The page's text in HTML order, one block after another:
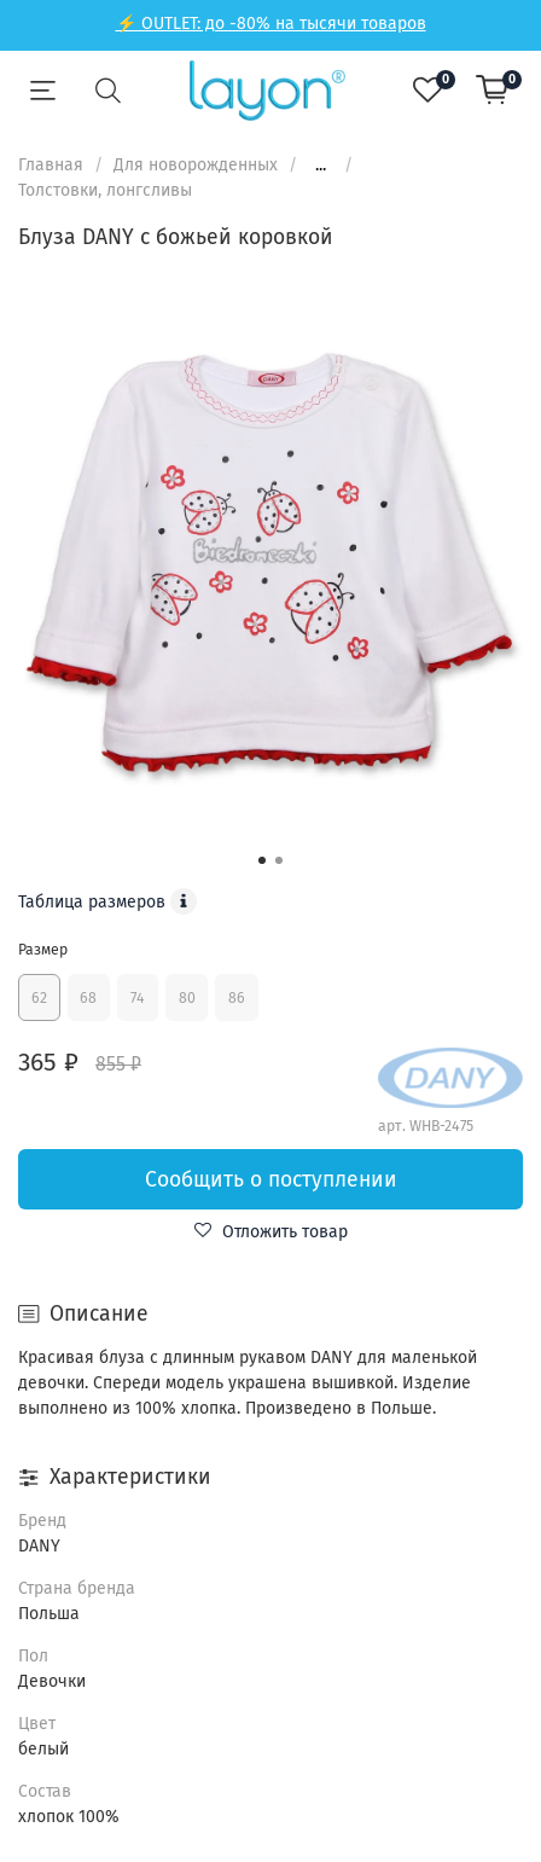
⚡ OUTLET: до -80% на тысячи товаров
0 0
Главная Для новорожденных
...
Толстовки, лонгсливы
Блуза DANY с божьей коровкой
365 ₽ 855 ₽
арт. WHB-2475
Таблица размеров
Размер
62 68 74 80 86
Сообщить о поступлении
Отложить товар
Описание
Красивая блуза с длинным рукавом DANY для маленькой
девочки. Спереди модель украшена вышивкой. Изделие
выполнено из 100% хлопка. Произведено в Польше.
Характеристики
Бренд
DANY
Страна бренда
Польша
Пол
Девочки
Цвет
белый
Состав
хлопок 100%